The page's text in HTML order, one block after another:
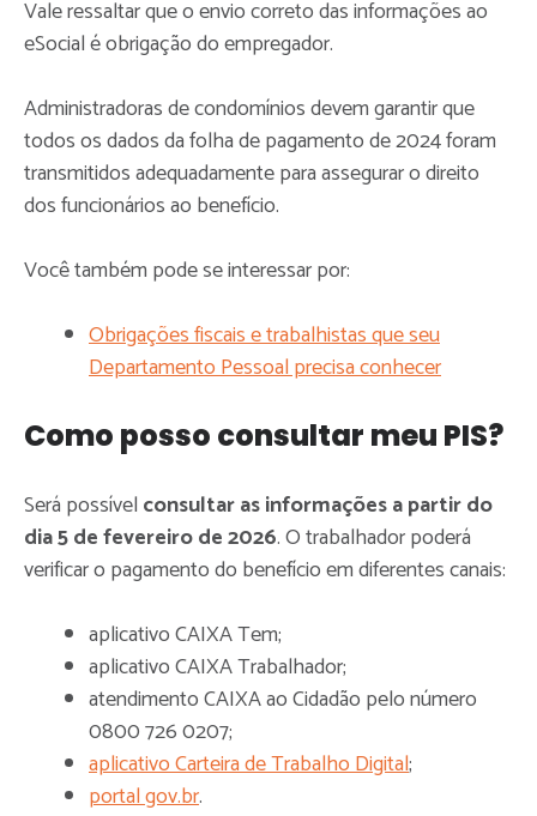
Vale ressaltar que o envio correto das informações ao
eSocial é obrigação do empregador.
Administradoras de condomínios devem garantir que
todos os dados da folha de pagamento de 2024 foram
transmitidos adequadamente para assegurar o direito
dos funcionários ao benefício.
Você também pode se interessar por:
Obrigações fiscais e trabalhistas que seu
Departamento Pessoal precisa conhecer
Como posso consultar meu PIS?
Será possível consultar as informações a partir do
dia 5 de fevereiro de 2026. O trabalhador poderá
verificar o pagamento do benefício em diferentes canais:
aplicativo CAIXA Tem;
aplicativo CAIXA Trabalhador;
atendimento CAIXA ao Cidadão pelo número
0800 726 0207;
aplicativo Carteira de Trabalho Digital;
portal gov.br.